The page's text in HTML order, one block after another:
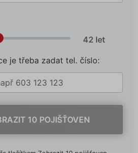
je třeba zadat tel. číslo:
10 POJIŠŤOVEN